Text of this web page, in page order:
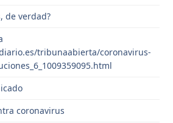
de verdad?
tribunaabierta/coronavirus-
coronavirus